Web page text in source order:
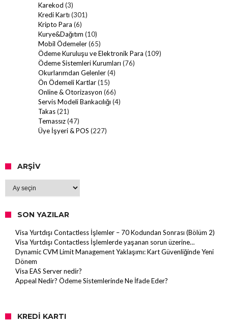
Karekod (3)
Kredi Kartı (301)
Kripto Para (6)
Kurye&Dağıtım (10)
Mobil Ödemeler(65)
Ödeme Kuruluşu ve Elektronik Para (109)
Ödeme Sistemleri Kurumları (76)
Okurlarımdan Gelenler(4)
Ön Ödemeli Kartlar(15)
Online & Otorizasyon (66)
Servis Modeli Bankacılığı (4)
Takas(21)
Temassız(47)
Üye İşyeri & POS (227)
ARŞIV
SON YAZILAR
Visa Yurtdışı Contactless İşlemler – 70 Kodundan Sonrası (Bölüm 2)
Visa Yurtdışı Contactless İşlemlerde yaşanan sorun üzerine…
Dynamic CVM Limit Management Yaklaşımı: Kart Güvenliğinde Yeni
Dönem
Visa EAS Server nedir?
Appeal Nedir? Ödeme Sistemlerinde Ne İfade Eder?
KREDI KARTI